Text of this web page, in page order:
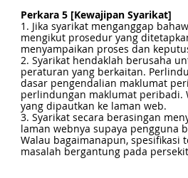
Perkara 5 [Kewajipan Syarikat]
1. Jika syarikat menganggap
mengikut prosedur yang
menyampaikan proses dan
2. Syarikat hendaklah berusaha
peraturan yang berkaitan.
dasar pengendalian maklumat
perlindungan maklumat peribadi.
yang dipautkan ke laman web.
3. Syarikat secara berasingan
laman webnya supaya pengguna
Walau bagaimanapun,
masalah bergantung pada